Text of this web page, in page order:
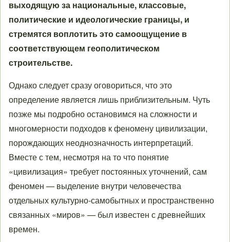
выходящую за национальные, классовые,
политические и идеологические границы, и
стремятся воплотить это самоощущение в
соответствующем геополитическом
строительстве.
Однако следует сразу оговориться, что это
определение является лишь приблизительным. Чуть
позже мы подробно остановимся на сложности и
многомерности подходов к феномену цивилизации,
порождающих неоднозначность интерпретаций.
Вместе с тем, несмотря на то что понятие
«цивилизация» требует постоянных уточнений, сам
феномен — выделение внутри человечества
отдельных культурно-самобытных и пространственно
связанных «миров» — был известен с древнейших
времен.